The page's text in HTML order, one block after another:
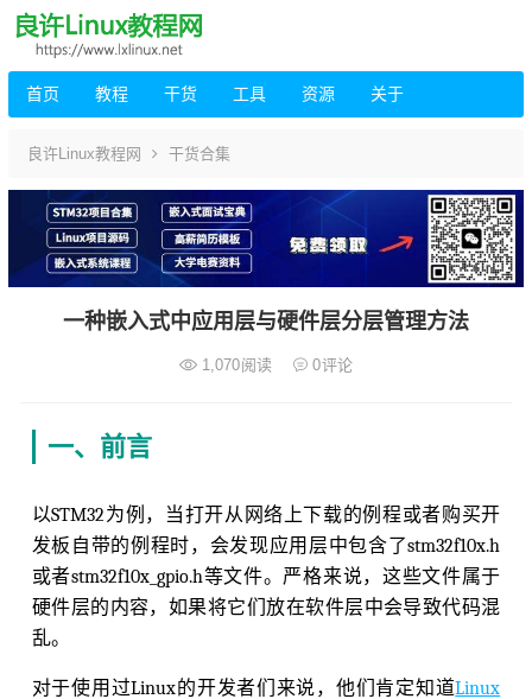
首页 教程 干货 工具 资源 关于
良许Linux教程网 干货合集
一种嵌入式中应用层与硬件层分层管理方法
1,070阅读 0评论
一、前言
以STM32为例，当打开从网络上下载的例程或者购买开
发板自带的例程时，会发现应用层中包含了stm32f10x.h
或者stm32f10x_gpio.h等文件。严格来说，这些文件属于
硬件层的内容，如果将它们放在软件层中会导致代码混
乱。
对于使用过Linux的开发者们来说，他们肯定知道Linux